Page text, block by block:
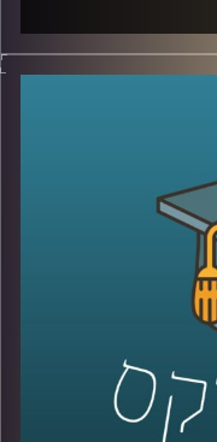
היא אילו
מינץ מספרת
ומתארת
יצרכנים
על
נצליח
החממה? אולי
על גגות הבתים